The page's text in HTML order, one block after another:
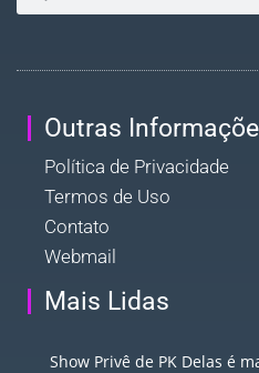
Outras
Política de Privacidade
Termos de Uso
Contato
Webmail
Mais Lidas
Show Privê de PK Delas é